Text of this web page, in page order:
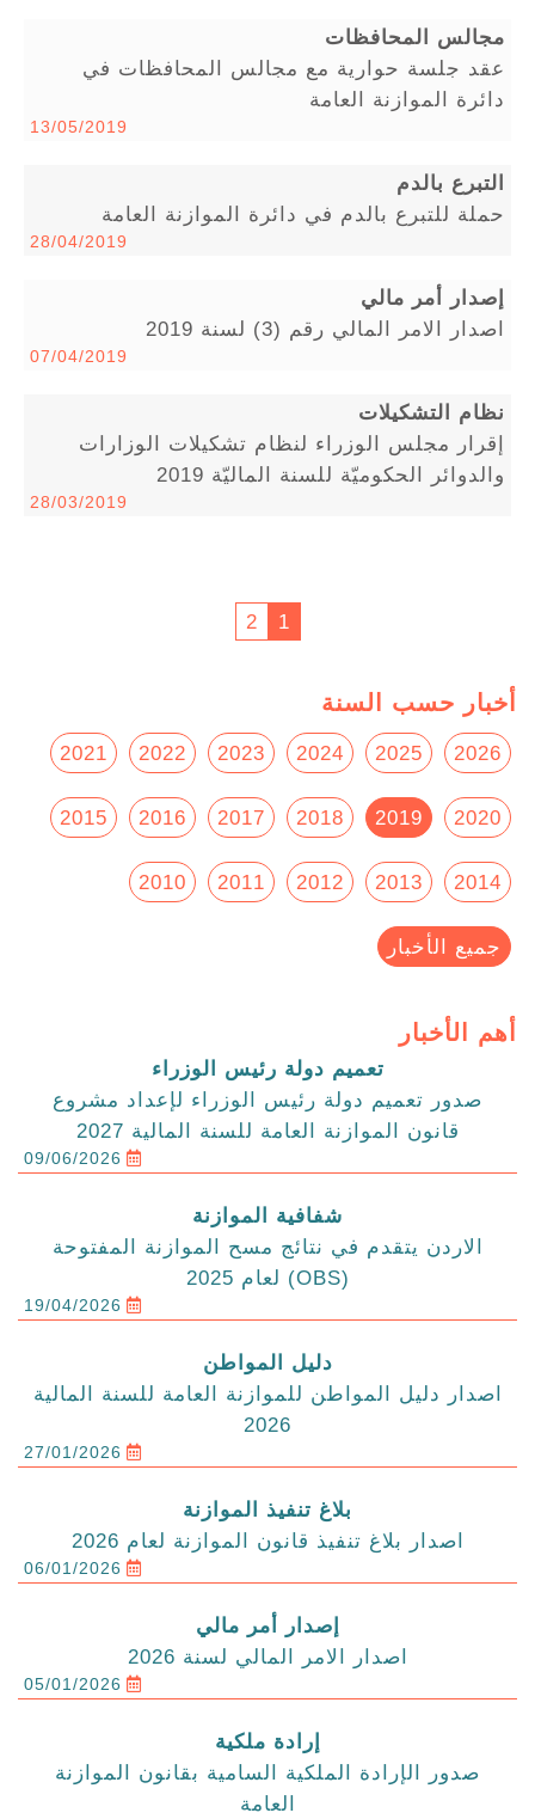
مجالس المحافظات
عقد جلسة حوارية مع مجالس المحافظات في
دائرة الموازنة العامة
13/05/2019
التبرع بالدم
حملة للتبرع بالدم في دائرة الموازنة العامة
28/04/2019
إصدار أمر مالي
اصدار الامر المالي رقم (3) لسنة 2019
07/04/2019
نظام التشكيلات
إقرار مجلس الوزراء لنظام تشكيلات الوزارات
والدوائر الحكوميّة للسنة الماليّة 2019
28/03/2019
1
2
أخبار حسب السنة
2026
2025
2024
2023
2022
2021
2020
2019
2018
2017
2016
2015
2014
2013
2012
2011
2010
جميع الأخبار
أهم الأخبار
تعميم دولة رئيس الوزراء
صدور تعميم دولة رئيس الوزراء لإعداد مشروع
قانون الموازنة العامة للسنة المالية 2027
09/06/2026
شفافية الموازنة
الاردن يتقدم في نتائج مسح الموازنة المفتوحة
(OBS) لعام 2025
19/04/2026
دليل المواطن
اصدار دليل المواطن للموازنة العامة للسنة المالية
2026
27/01/2026
بلاغ تنفيذ الموازنة
اصدار بلاغ تنفيذ قانون الموازنة لعام 2026
06/01/2026
إصدار أمر مالي
اصدار الامر المالي لسنة 2026
05/01/2026
إرادة ملكية
صدور الإرادة الملكية السامية بقانون الموازنة
العامة